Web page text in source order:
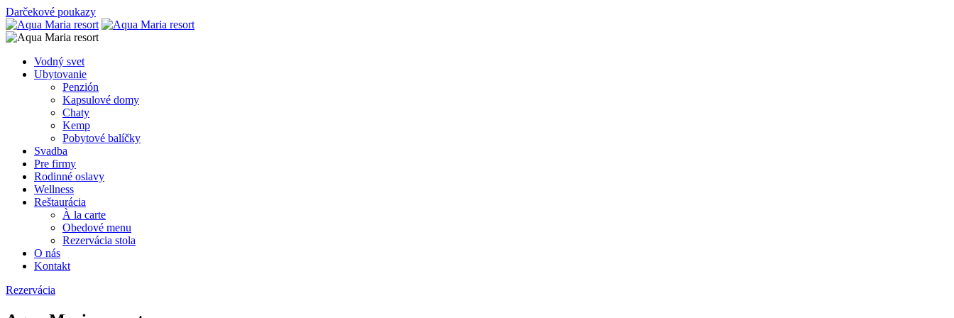
Darčekové poukazy
Vodný svet
Ubytovanie
Penzión
Kapsulové domy
Chaty
Kemp
Pobytové balíčky
Svadba
Pre firmy
Rodinné oslavy
Wellness
Reštaurácia
À la carte
Obedové menu
Rezervácia stola
O nás
Kontakt
Rezervácia